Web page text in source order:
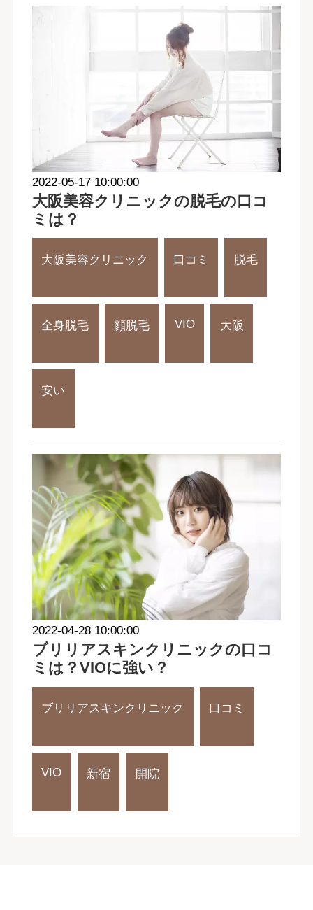
2022-05-17 10:00:00
大阪美容クリニックの脱毛の口コ
ミは？
大阪美容クリニック 口コミ 脱毛
全身脱毛 顔脱毛 VIO 大阪
安い
2022-04-28 10:00:00
ブリリアスキンクリニックの口コ
ミは？VIOに強い？
ブリリアスキンクリニック 口コミ
VIO 新宿 開院